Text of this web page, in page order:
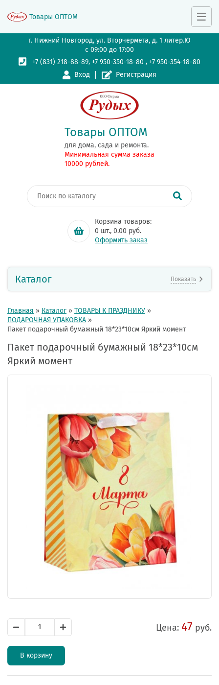
г. Нижний Новгород, ул. Вторчермета, д. 1 литер.Ю
с 09:00 до 17:00
+7 (831) 218-88-89,+7 950-350-18-80 ,+7 950-354-18-80
Вход
Регистрация
Товары ОПТОМ
для дома, сада и ремонта.
Минимальная сумма заказа
10000 рублей.
Корзина товаров:
0 шт., 0.00 руб.
Оформить заказ
Товары ОПТОМ
Каталог Показать
Главная » Каталог » ТОВАРЫ К ПРАЗДНИКУ »
ПОДАРОЧНАЯ УПАКОВКА »
Пакет подарочный бумажный 18*23*10см Яркий момент
Пакет подарочный бумажный 18*23*10см
Яркий момент
Цена: 47 руб.
В корзину